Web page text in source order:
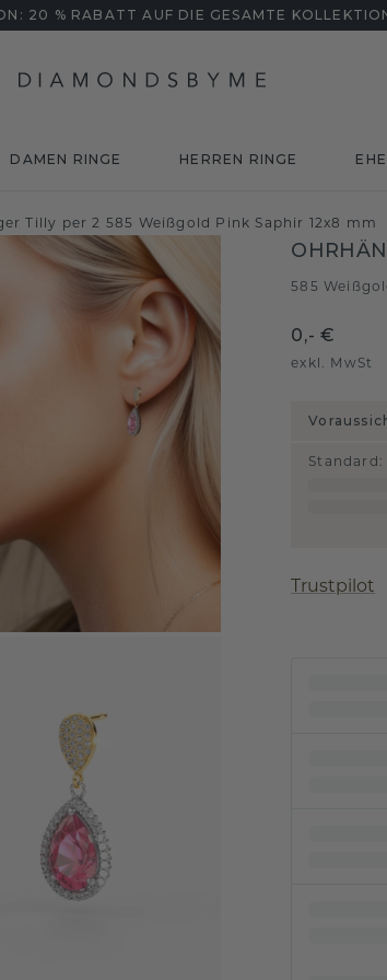
20 % RABATT AUF DIE GESAMTE
DAMEN RINGE HERREN RINGE
Tilly per 2 585 Weißgold Pink Saphir 12x8 mm
585
0,- €
exkl. MwSt
Standard :
Trustpilot